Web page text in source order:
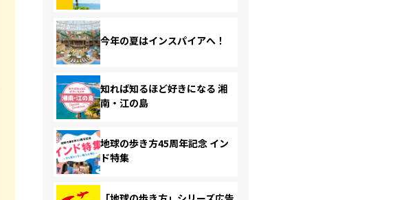
今年の夏はインスパイアへ！
知れば知るほど好きになる 湘
南・江の島
地球の歩き方45周年記念 イン
ド特集